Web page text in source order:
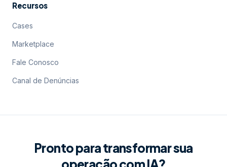
Recursos
Cases
Marketplace
Fale Conosco
Canal de Denúncias
Pronto para transformar sua
operação com IA?